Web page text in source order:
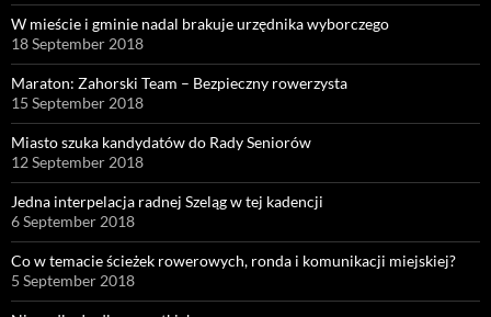
W mieście i gminie nadal brakuje urzędnika wyborczego
18 September 2018
Maraton: Zahorski Team – Bezpieczny rowerzysta
15 September 2018
Miasto szuka kandydatów do Rady Seniorów
12 September 2018
Jedna interpelacja radnej Szeląg w tej kadencji
6 September 2018
Co w temacie ścieżek rowerowych, ronda i komunikacji miejskiej?
5 September 2018